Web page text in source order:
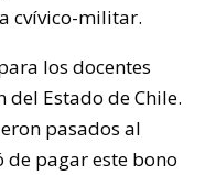
cvívico-militar.
los docentes
del Estado de Chile.
pasados al
pagar este bono